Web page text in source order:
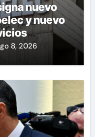
nuevo
y nuevo
8, 2026